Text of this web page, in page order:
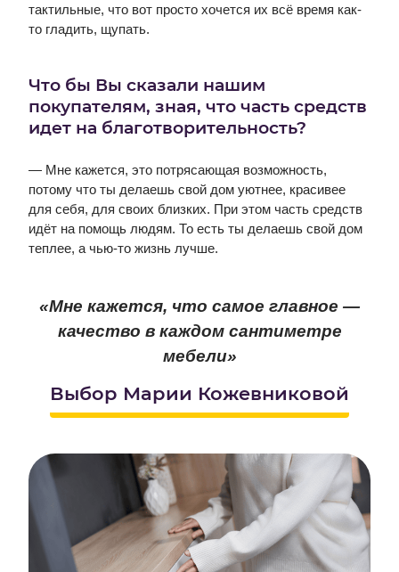
тактильные, что вот просто хочется их всё время как-
то гладить, щупать.
Что бы Вы сказали нашим
покупателям, зная, что часть средств
идет на благотворительность?
— Мне кажется, это потрясающая возможность,
потому что ты делаешь свой дом уютнее, красивее
для себя, для своих близких. При этом часть средств
идёт на помощь людям. То есть ты делаешь свой дом
теплее, а чью-то жизнь лучше.
«Мне кажется, что самое главное —
качество в каждом сантиметре
мебели»
Выбор Марии Кожевниковой